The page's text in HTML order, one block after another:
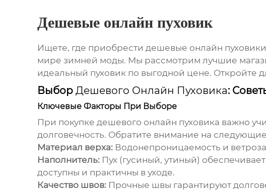
Дешевые онлайн пуховик
Ищете, где приобрести дешевые онлайн пуховики
мире зимней моды. Мы рассмотрим лучшие
идеальный пуховик по выгодной цене. Откройте
Выбор Дешевого Онлайн Пуховика:
Ключевые Факторы При Выборе
При покупке дешевого онлайн пуховика важно
долговечность. Обратите внимание на
Материал верха:Водонепроницаемость и
Наполнитель:Пух (гусиный, утиный)
доступны и практичны в уходе.
Качество швов:Прочные швы гарантируют